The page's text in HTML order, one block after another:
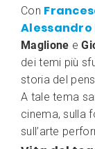
Con
Alessandro
Maglione e
dei temi più
storia del
A tale tema
cinema, sulla
sull’arte